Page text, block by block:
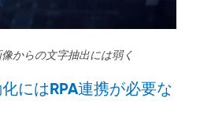
からの文字抽出には弱く
にはRPA連携が必要な